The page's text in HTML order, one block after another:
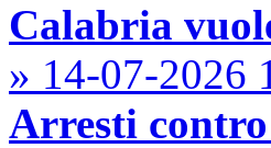
Calabria
» 14-07-2026
Arresti